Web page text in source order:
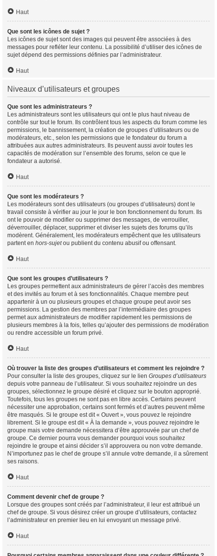
Haut
Que sont les icônes de sujet ?
Les icônes de sujet sont des images qui peuvent être associées à des
messages pour refléter leur contenu. La possibilité d’utiliser des icônes de
sujet dépend des permissions définies par l’administrateur.
Haut
Niveaux d’utilisateurs et groupes
Que sont les administrateurs ?
Les administrateurs sont les utilisateurs qui ont le plus haut niveau de
contrôle sur tout le forum. Ils contrôlent tous les aspects du forum comme les
permissions, le bannissement, la création de groupes d’utilisateurs ou de
modérateurs, etc., selon les permissions que le fondateur du forum a
attribuées aux autres administrateurs. Ils peuvent aussi avoir toutes les
capacités de modération sur l’ensemble des forums, selon ce que le
fondateur a autorisé.
Haut
Que sont les modérateurs ?
Les modérateurs sont des utilisateurs (ou groupes d’utilisateurs) dont le
travail consiste à vérifier au jour le jour le bon fonctionnement du forum. Ils
ont le pouvoir de modifier ou supprimer des messages, de verrouiller,
déverrouiller, déplacer, supprimer et diviser les sujets des forums qu’ils
modèrent. Généralement, les modérateurs empêchent que les utilisateurs
partent en hors-sujetou publient du contenu abusif ou offensant.
Haut
Que sont les groupes d’utilisateurs ?
Les groupes permettent aux administrateurs de gérer l’accès des membres
et des invités au forum et à ses fonctionnalités. Chaque membre peut
appartenir à un ou plusieurs groupes et chaque groupe peut avoir ses
permissions. La gestion des membres par l’intermédiaire des groupes
permet aux administrateurs de modifier rapidement les permissions de
plusieurs membres à la fois, telles qu’ajouter des permissions de modération
ou rendre accessible un forum privé.
Haut
Où trouver la liste des groupes d’utilisateurs et comment les rejoindre ?
Pour consulter la liste des groupes, cliquez sur le lien Groupes d’utilisateurs
depuis votre panneau de l’utilisateur. Si vous souhaitez rejoindre un des
groupes, sélectionnez le groupe désiré et cliquez sur le bouton approprié.
Toutefois, tous les groupes ne sont pas en libre accès. Certains peuvent
nécessiter une approbation, certains sont fermés et d’autres peuvent même
être masqués. Si le groupe est dit « Ouvert », vous pouvez le rejoindre
librement. Si le groupe est dit « À la demande », vous pouvez rejoindre le
groupe mais votre demande nécessitera d’être approuvée par un chef de
groupe. Ce dernier pourra vous demander pourquoi vous souhaitez
rejoindre le groupe et ainsi décider s’il approuvera ou non votre demande.
N’importunez pas le chef de groupe s’il annule votre demande, il a sûrement
ses raisons.
Haut
Comment devenir chef de groupe ?
Lorsque des groupes sont créés par l’administrateur, il leur est attribué un
chef de groupe. Si vous désirez créer un groupe d’utilisateurs, contactez
l’administrateur en premier lieu en lui envoyant un message privé.
Haut